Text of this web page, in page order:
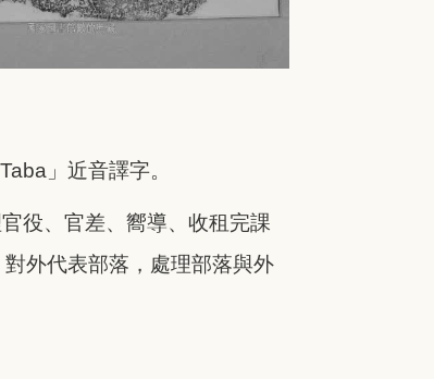
」近音譯字。
役、官差、嚮導、收租完課
外代表部落，處理部落與外